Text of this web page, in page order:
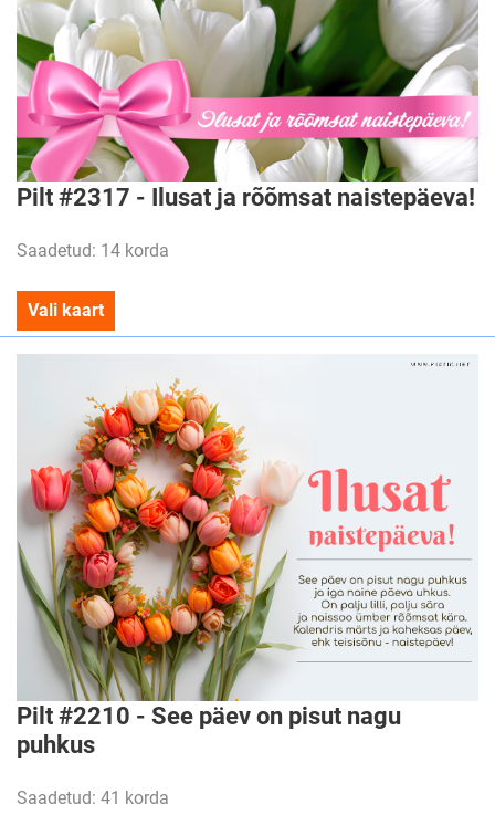
Pilt #2317 - Ilusat ja rõõmsat naistepäeva!
Saadetud: 14 korda
Vali kaart
Pilt #2210 - See päev on pisut nagu
puhkus
Saadetud: 41 korda